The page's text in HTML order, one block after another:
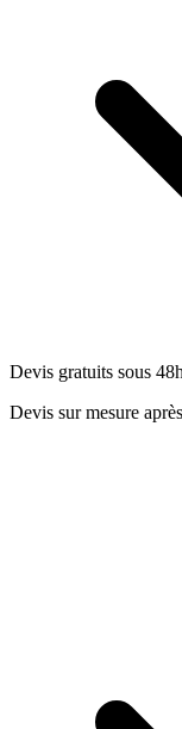
Devis gratuits sous 48h
Devis sur mesure